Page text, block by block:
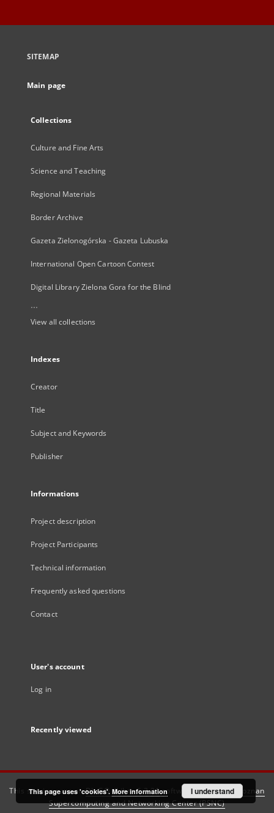
SITEMAP
Main page
Collections
Culture and Fine Arts
Science and Teaching
Regional Materials
Border Archive
Gazeta Zielonogórska - Gazeta Lubuska
International Open Cartoon Contest
Digital Library Zielona Gora for the Blind
...
View all collections
Indexes
Creator
Title
Subject and Keywords
Publisher
Informations
Project description
Project Participants
Technical information
Frequently asked questions
Contact
User's account
Log in
Recently viewed
This service runs onDInGO dLibra 6.3.21software created by
Poznan
Supercomputing and Networking Center (PSNC)
This page uses 'cookies'. More information I understand